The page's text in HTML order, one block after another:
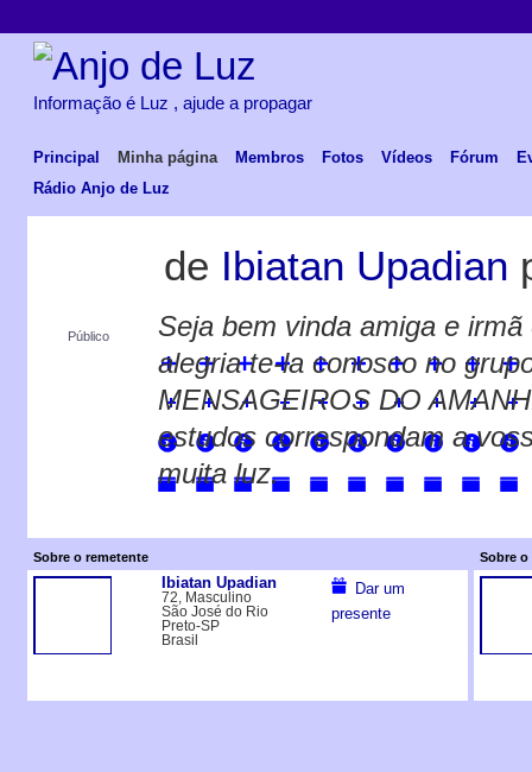
Informação é Luz , ajude a propagar
Principal Minha página Membros Fotos Vídeos Fórum
Rádio Anjo de Luz
Público
de Ibiatan Upadian
Seja bem vinda amiga e
alegria te-la conosco no
MENSAGEIROS DO
estudos correspondam a
muita luz.
Sobre o remetente
Ibiatan Upadian
72, Masculino
São José do Rio
Preto-SP
Brasil
Dar um
presente
Sobre